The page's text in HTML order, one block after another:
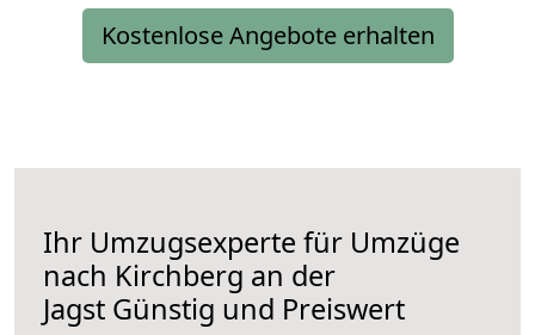
Kostenlose Angebote erhalten
Ihr Umzugsexperte für Umzüge
nach Kirchberg an der
Jagst Günstig und Preiswert